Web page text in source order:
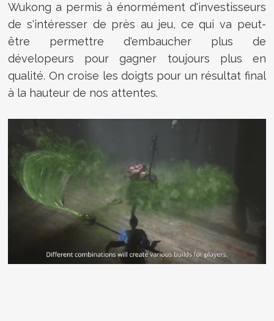
Wukong a permis à énormément d'investisseurs
de s'intéresser de près au jeu, ce qui va peut-
être permettre d'embaucher plus de
dévelopeurs pour gagner toujours plus en
qualité. On croise les doigts pour un résultat final
à la hauteur de nos attentes.